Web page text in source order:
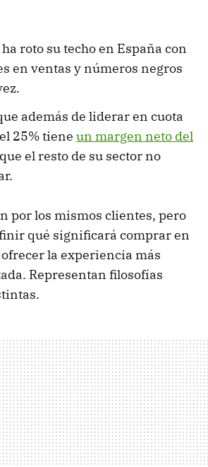
ha roto su techo en España con
en ventas y números negros
además de liderar en cuota
25% tiene un margen neto del
el resto de su sector no
por los mismos clientes, pero
qué significará comprar en
la experiencia más
Representan filosofías